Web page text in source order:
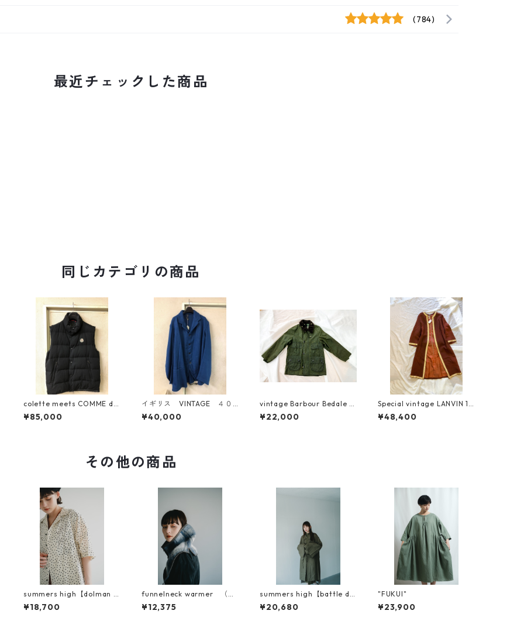
(784)
最近チェックした商品
同じカテゴリの商品
colette meets COMME de
s GARCONS 限定 モンクレ
ール ウールギャバダウンベ
¥85,000
イギリス VINTAGE ４０S
ホスピタルジャケット
¥40,000
vintage Barbour Bedale 2
6 1988年製 3ワラント
¥22,000
Special vintage LANVIN 19
30s リメイク
¥48,400
その他の商品
summers high【dolman sl
eeve Survive shirt】
¥18,700
funnelneck warmer （一
重仕立て）
¥12,375
summers high【battle dr
ess HAORU】
¥20,680
"FUKUI"
¥23,900